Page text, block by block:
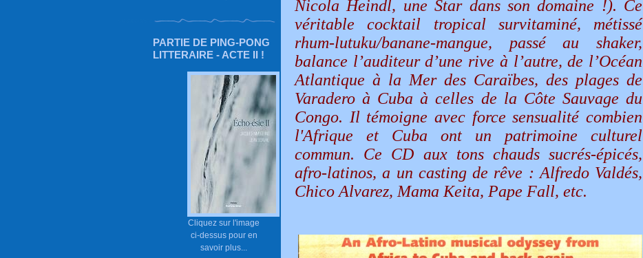
PARTIE DE PING-PONG
LITTERAIRE - ACTE II !
Cliquez sur l'image
ci-dessus pour en
savoir plus...
Nicola Heindl, une Star dans son domaine !). Ce
véritable cocktail tropical survitaminé, métissé
rhum-lutuku/banane-mangue, passé au shaker,
balance l’auditeur d’une rive à l’autre, de l’Océan
Atlantique à la Mer des Caraïbes, des plages de
Varadero à Cuba à celles de la Côte Sauvage du
Congo. Il témoigne avec force sensualité combien
l'Afrique et Cuba ont un patrimoine culturel
commun. Ce CD aux tons chauds sucrés-épicés,
afro-latinos, a un casting de rêve : Alfredo Valdés,
Chico Alvarez, Mama Keita, Pape Fall, etc.